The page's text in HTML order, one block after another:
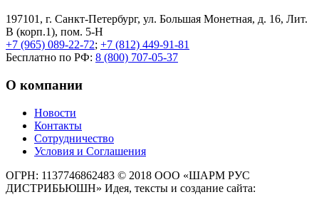
197101, г. Санкт-Петербург, ул. Большая Монетная, д. 16, Лит.
В (корп.1), пом. 5-Н
+7 (965) 089-22-72; +7 (812) 449-91-81
Бесплатно по РФ: 8 (800) 707-05-37
О компании
Новости
Контакты
Сотрудничество
Условия и Соглашения
ОГРН: 1137746862483 © 2018 ООО «ШАРМ РУС
ДИСТРИБЬЮШН» Идея, тексты и создание сайта: